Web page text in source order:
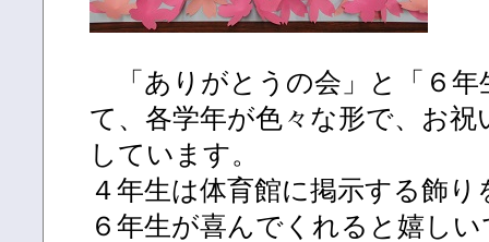
「ありがとうの会」と「６年
て、各学年が色々な形で、お
しています。
４年生は体育館に掲示する飾
６年生が喜んでくれると嬉し